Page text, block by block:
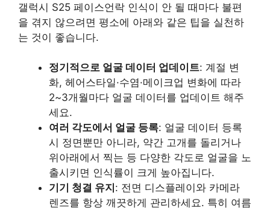
갤럭시 S25 페이스언락 인식이 안 될 때마다 불편
을 겪지 않으려면 평소에 아래와 같은 팁을 실천하
는 것이 좋습니다.
정기적으로 얼굴 데이터 업데이트: 계절 변
화, 헤어스타일·수염·메이크업 변화에 따라
2~3개월마다 얼굴 데이터를 업데이트 해주
세요.
여러 각도에서 얼굴 등록: 얼굴 데이터 등록
시 정면뿐만 아니라, 약간 고개를 돌리거나
위아래에서 찍는 등 다양한 각도로 얼굴을 노
출시키면 인식률이 크게 높아집니다.
기기 청결 유지 : 전면 디스플레이와 카메라
렌즈를 항상 깨끗하게 관리하세요. 특히 여름